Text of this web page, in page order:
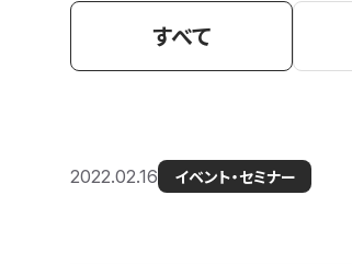
すべて
2022.02.16 イベント・セミナー